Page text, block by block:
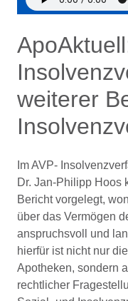
weiterer
Im AVP-
Dr. Jan-Philipp Hoos
Bericht vorgelegt,
über das Vermögen
anspruchsvoll und
hierfür ist nicht nur
Apotheken, sondern
rechtlicher